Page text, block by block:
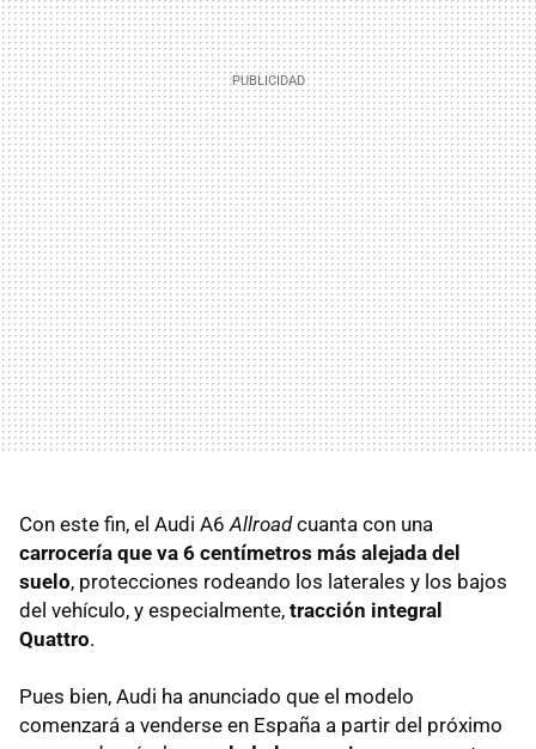
Con este fin, el Audi A6 Allroadcuanta con una
carrocería que va 6 centímetros más alejada del
suelo, protecciones rodeando los laterales y los bajos
del vehículo, y especialmente, tracción integral
Quattro.
Pues bien, Audi ha anunciado que el modelo
comenzará a venderse en España a partir del próximo